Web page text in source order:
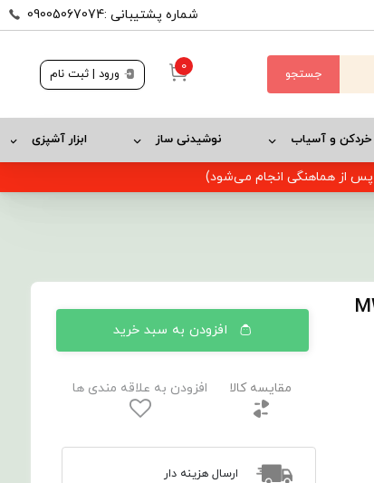
شماره پشتیبانی :09005067074
جستجو 0 ورود | ثبت نام
خردکن و آسیاب نوشیدنی ساز ابزار آشپزی
پس از هماهنگی انجام می‌شود)
افزودن به سبد خرید
مقایسه کالا افزودن به علاقه مندی ها
ارسال هزینه دار